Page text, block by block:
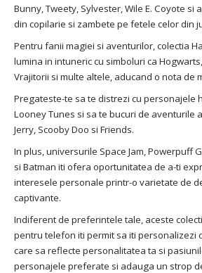
Bunny, Tweety, Sylvester, Wile E. Coyote si
din copilarie si zambete pe fetele celor din
Pentru fanii magiei si aventurilor, colectia
lumina in intuneric cu simboluri ca
Vrajitorii si multe altele, aducand o nota de
Pregateste-te sa te distrezi cu personajele
Looney Tunes si sa te bucuri de aventurile
Jerry, Scooby Doo si Friends.
In plus, universurile Space Jam, Powerpuff
si Batman iti ofera oportunitatea de a-ti
interesele personale printr-o varietate de
captivante.
Indiferent de preferintele tale, aceste
pentru telefon iti permit sa iti personalizezi
care sa reflecte personalitatea ta si
personajele preferate si adauga un strop